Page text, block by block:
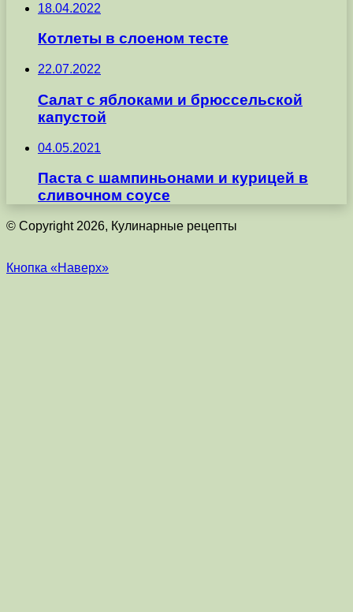
18.04.2022
Котлеты в слоеном тесте
22.07.2022
Салат с яблоками и брюссельской
капустой
04.05.2021
Паста с шампиньонами и курицей в
сливочном соусе
© Copyright 2026, Кулинарные рецепты
Кнопка «Наверх»